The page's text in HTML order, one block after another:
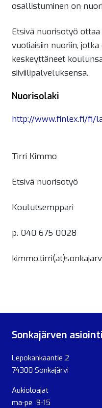
osallistuminen on
Etsivä nuorisotyö
vuotiaisiin nuoriin,
keskeyttäneet
siiviilipalveluksensa.
Nuorisolaki
http://www.finlex.fi/fi/
Tirri Kimmo
Etsivä nuorisotyö
Koulutsemppari
p. 040 675 0028
Sonkajärven
Lepokankaantie 2
74300 Sonkajärvi
Aukioloajat
ma-pe 9-15